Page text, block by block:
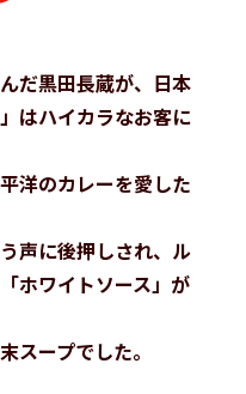
だ黒田長蔵が、 日本
はハイカラなお客に
洋のカレーを愛した
声に後押しされ、 ル
ホワイトソース」が
スープでした。